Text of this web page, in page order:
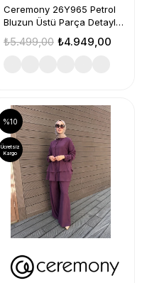
Ceremony 26Y965 Petrol
Bluzun Üstü Parça Detaylı
₺4.949,00
₺5.499,00
%10
Ücretsiz
Kargo